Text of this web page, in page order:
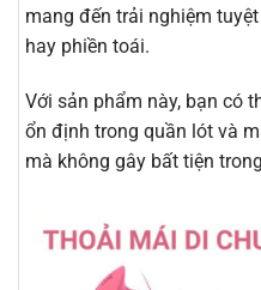
mang đến trải nghiệm
hay phiền toái.
Với sản phẩm này, bạn có
ổn định trong quần lót và
mà không gây bất tiện